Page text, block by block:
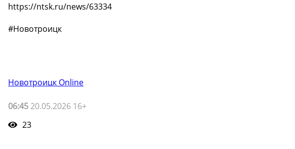
https://ntsk.ru/news/63334
#Новотроицк
Новотроицк Online
06:45 20.05.2026 16+
23